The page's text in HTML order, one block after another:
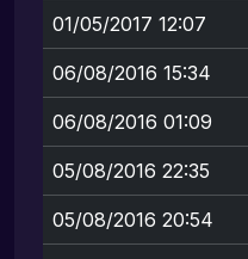
01/05/2017 12:07
06/08/2016 15:34
06/08/2016 01:09
05/08/2016 22:35
05/08/2016 20:54